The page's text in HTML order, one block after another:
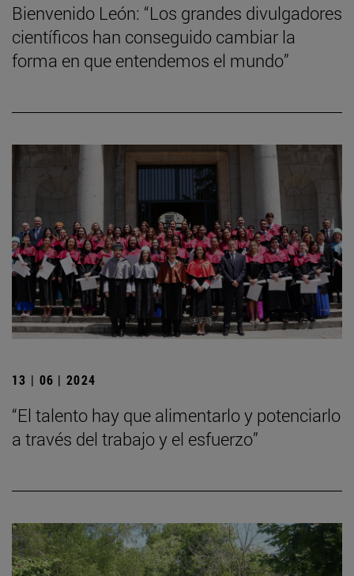
Bienvenido León: “Los grandes divulgadores
científicos han conseguido cambiar la
forma en que entendemos el mundo”
13 | 06 | 2024
“El talento hay que alimentarlo y potenciarlo
a través del trabajo y el esfuerzo”